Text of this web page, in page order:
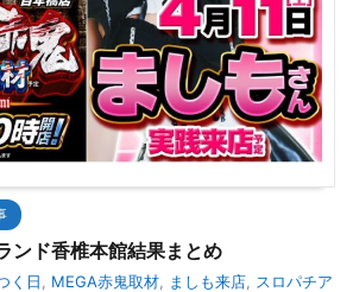
ンド香椎本館結果まとめ
く日 MEGA赤鬼取材 ましも来店
スロパチア